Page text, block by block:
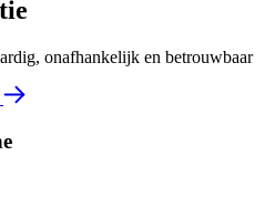
onafhankelijk en betrouwbaar